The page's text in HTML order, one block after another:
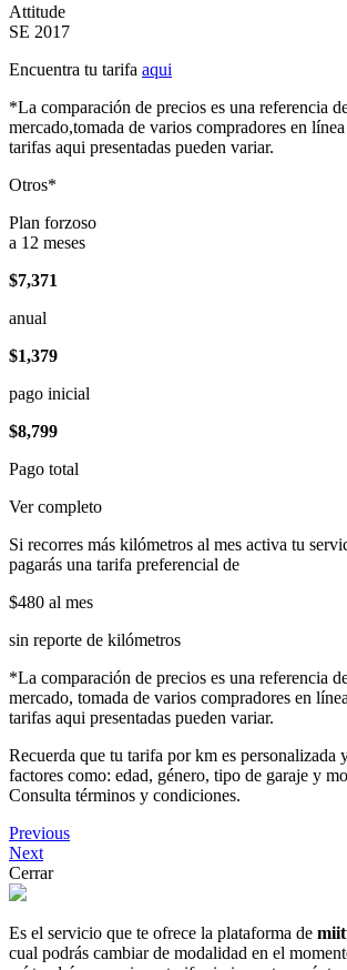
Attitude
SE 2017
Encuentra tu tarifa aqui
*La comparación de precios es una referencia
mercado,tomada de varios compradores en
tarifas aqui presentadas pueden variar.
Otros*
Plan forzoso
a 12 meses
$7,371
anual
$1,379
pago inicial
$8,799
Pago total
Ver completo
Si recorres más kilómetros al mes activa tu
pagarás una tarifa preferencial de
$480 al mes
sin reporte de kilómetros
*La comparación de precios es una referencia
mercado, tomada de varios compradores en
tarifas aqui presentadas pueden variar.
Recuerda que tu tarifa por km es personalizada
factores como: edad, género, tipo de garaje y
Consulta términos y condiciones.
Previous
Next
Cerrar
Es el servicio que te ofrece la plataforma de
cual podrás cambiar de modalidad en el